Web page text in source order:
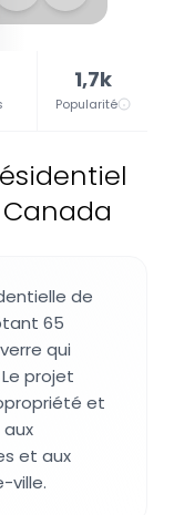
1,7k
Popularité
de
65
qui
projet
et
et aux
ville.